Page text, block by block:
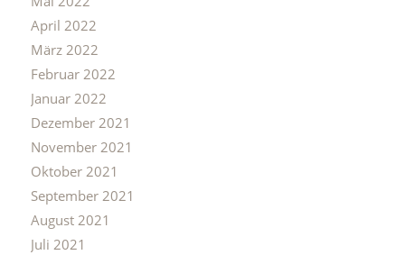
April 2022
März 2022
Februar 2022
Januar 2022
Dezember 2021
November 2021
Oktober 2021
September 2021
August 2021
Juli 2021